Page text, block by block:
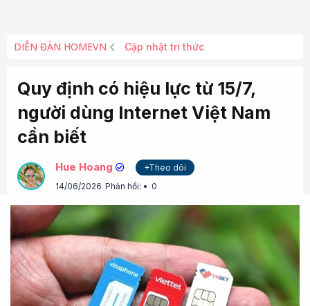
DIỄN ĐÀN HOMEVN Cập nhật tri thức
Quy định có hiệu lực từ 15/7,
người dùng Internet Việt Nam
cần biết
Hue Hoang
+Theo dõi
14/06/2026 Phản hồi: 0